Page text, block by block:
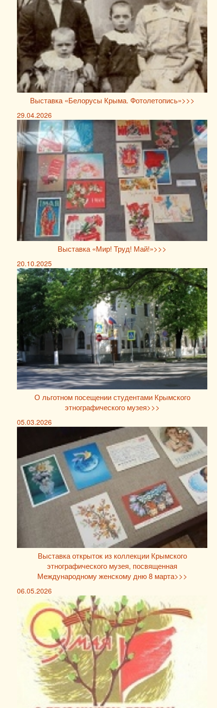
Выставка «Белорусы Крыма. Фотолетопись»>>>
29.04.2026
Выставка «Мир! Труд! Май!»>>>
20.10.2025
О льготном посещении студентами Крымского
этнографического музея>>>
05.03.2026
Выставка открыток из коллекции Крымского
этнографического музея, посвященная
Международному женскому дню 8 марта>>>
06.05.2026